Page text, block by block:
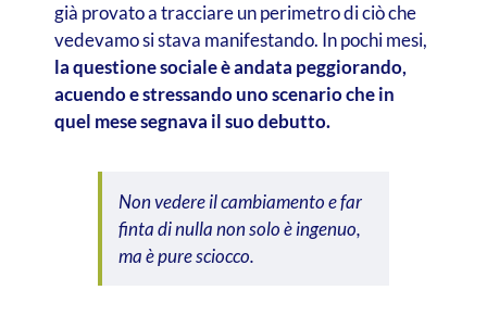
già provato a tracciare un perimetro di ciò che
vedevamo si stava manifestando. In pochi mesi,
la questione sociale è andata peggiorando,
acuendo e stressando uno scenario che in
quel mese segnava il suo debutto.
Non vedere il cambiamento e far
finta di nulla non solo è ingenuo,
ma è pure sciocco.